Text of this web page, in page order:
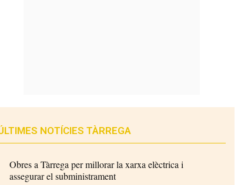
NOTÍCIES TÀRREGA
Obres a Tàrrega per millorar la xarxa elèctrica i
assegurar el subministrament